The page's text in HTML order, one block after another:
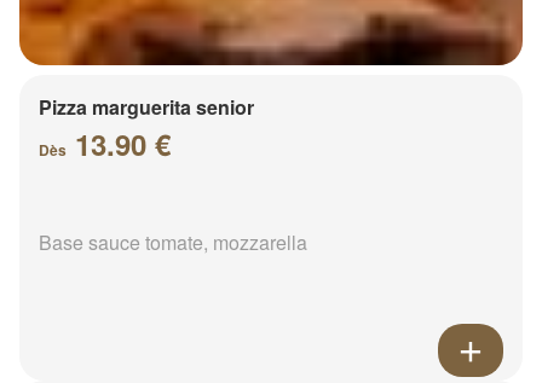
Pizza marguerita senior
Dès 13.90 €
Base sauce tomate, mozzarella